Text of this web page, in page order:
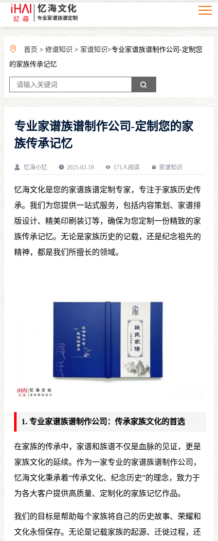
首页 > 修谱知识 > 家谱知识>专业家谱族谱制作公司-定制您
的家族传承记忆
专业家谱族谱制作公司-定制您的家
族传承记忆
忆海小忆 2025-02-19 171人阅读 家谱知识
忆海文化是您的家谱族谱定制专家，专注于家族历史传
承。我们为您提供一站式服务，包括内容策划、家谱排
版设计、精美印刷装订等，确保为您定制一份精致的家
族传承记忆。无论是家族历史的记载，还是纪念祖先的
精神，都是我们所擅长的领域。
1. 专业家谱族谱制作公司：传承家族文化的首选
在家族的传承中，家谱和族谱不仅是血脉的见证，更是
家族文化的延续。作为一家专业的家谱族谱制作公司，
忆海文化秉承着“传承文化、纪念历史”的理念，致力于
为各大客户提供高质量、定制化的家族记忆作品。
我们的目标是帮助每个家族将自己的历史故事、荣耀和
文化永恒保存。无论是记载家族的起源、迁徙过程，还